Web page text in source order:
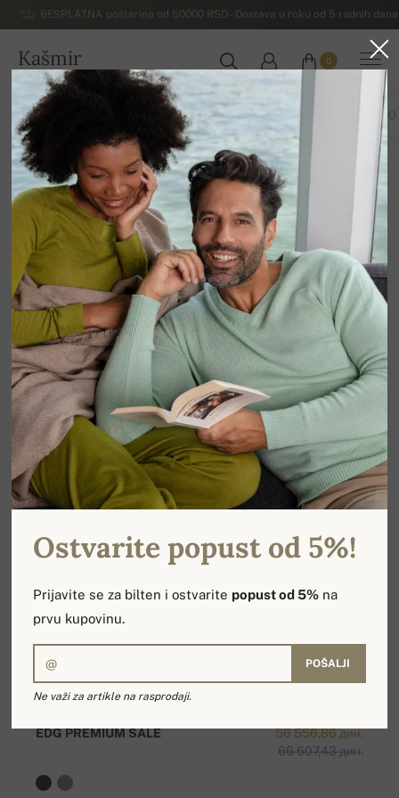
BESPLATNA poštarina od 50000 RSD - Dostava u roku od 5 radnih
Kašmir
SRBIJA
0
Rasprodaja, page 2
12 Sortiraj po Filter
SVI PROIZVODI MUŠKI DŽEMPERI ŽENSKI DŽEMPERI OSTALO
56 556,86 дин.
66 607,43 дин.
EDG PREMIUM SALE
Ostvarite popust od 5%!
Prijavite se za bilten i ostvarite popust od 5% na
prvu kupovinu.
POŠALJI
Ne važi za artikle na rasprodaji.